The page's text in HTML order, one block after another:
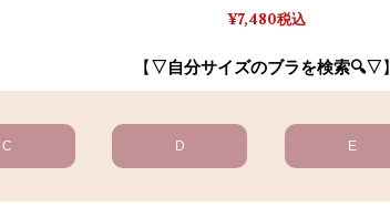
7,480税込
【▽自分サイズのブラを検索🔍▽】
C D E